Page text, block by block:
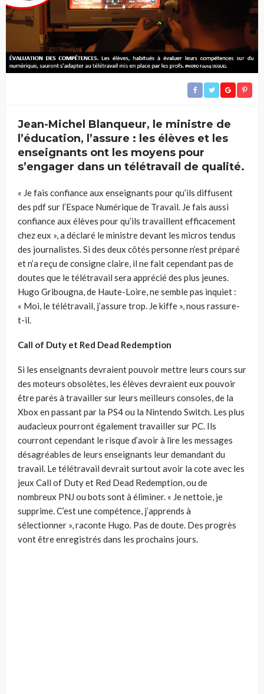
Jean-Michel Blanqueur, le ministre de
l’éducation, l’assure : les élèves et les
enseignants ont les moyens pour
s’engager dans un télétravail de qualité.
« Je fais confiance aux enseignants pour qu’ils diffusent
des pdf sur l’Espace Numérique de Travail. Je fais aussi
confiance aux élèves pour qu’ils travaillent efficacement
chez eux », a déclaré le ministre devant les micros tendus
des journalistes. Si des deux côtés personne n’est préparé
et n’a reçu de consigne claire, il ne fait cependant pas de
doutes que le télétravail sera apprécié des plus jeunes.
Hugo Gribougna, de Haute-Loire, ne semble pas inquiet :
« Moi, le télétravail, j’assure trop. Je kiffe », nous rassure-
t-il.
Call of Duty et Red Dead Redemption
Si les enseignants devraient pouvoir mettre leurs cours sur
des moteurs obsolètes, les élèves devraient eux pouvoir
être parés à travailler sur leurs meilleurs consoles, de la
Xbox en passant par la PS4 ou la Nintendo Switch. Les plus
audacieux pourront également travailler sur PC. Ils
courront cependant le risque d’avoir à lire les messages
désagréables de leurs enseignants leur demandant du
travail. Le télétravail devrait surtout avoir la cote avec les
jeux Call of Duty et Red Dead Redemption, ou de
nombreux PNJ ou bots sont à éliminer. « Je nettoie, je
supprime. C’est une compétence, j’apprends à
sélectionner », raconte Hugo. Pas de doute. Des progrès
vont être enregistrés dans les prochains jours.